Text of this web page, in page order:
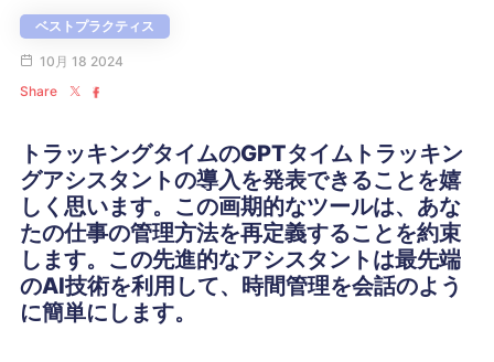
ベストプラクティス
10月 18 2024
Share
トラッキングタイムのGPTタイムトラッキン
グアシスタントの導入を発表できることを嬉
しく思います。この画期的なツールは、あな
たの仕事の管理方法を再定義することを約束
します。この先進的なアシスタントは最先端
のAI技術を利用して、時間管理を会話のよう
に簡単にします。